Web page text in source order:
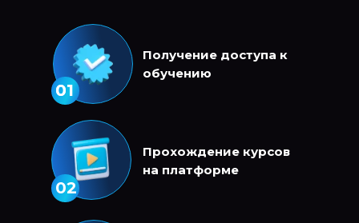
Прохождение курсов
на платформе
02
Получение доступа к
обучению
01
01